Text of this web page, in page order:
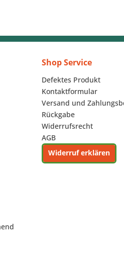
Shop Service
Defektes Produkt
Kontaktformular
Versand und
Rückgabe
Widerrufsrecht
AGB
Widerruf erklären